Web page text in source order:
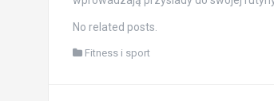
No related posts.
Fitness i sport